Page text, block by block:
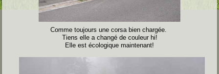
Comme toujours une corsa bien chargée.
Tiens elle a changé de couleur hi!
Elle est écologique maintenant!